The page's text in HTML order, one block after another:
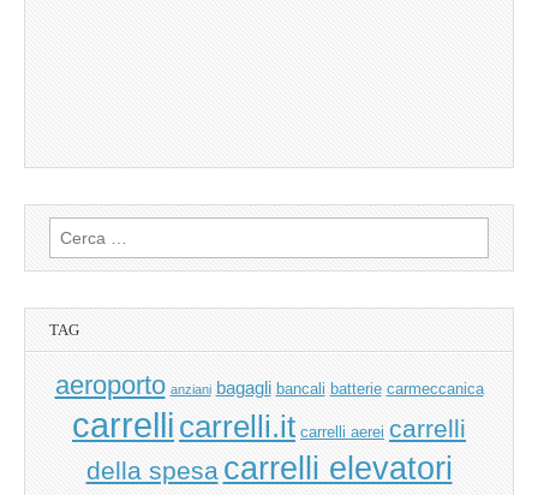
Ricerca
per:
TAG
aeroporto anziani bagagli bancali batterie carmeccanica
carrelli carrelli.it carrelli aerei carrelli
della spesa carrelli elevatori